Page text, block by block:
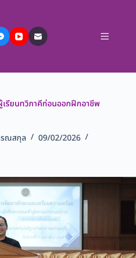
เรียนทวิภาคีก่อนออกฝึกอาชีพ
ณสกุล
09/02/2026